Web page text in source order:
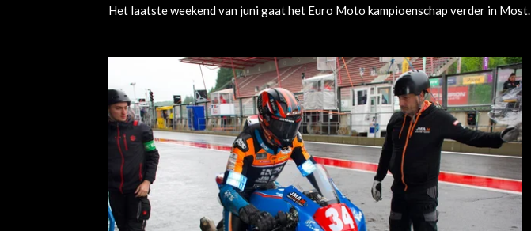
Het laatste weekend van juni gaat het Euro Moto kampioenschap verder in Most.